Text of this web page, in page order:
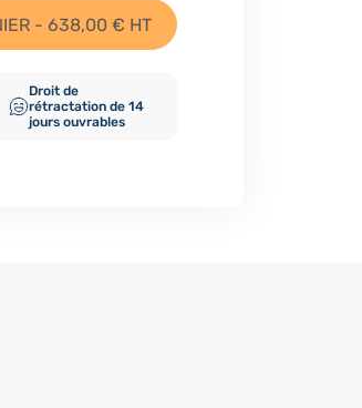
- 638,00 € HT
Droit de
rétractation de 14
jours ouvrables